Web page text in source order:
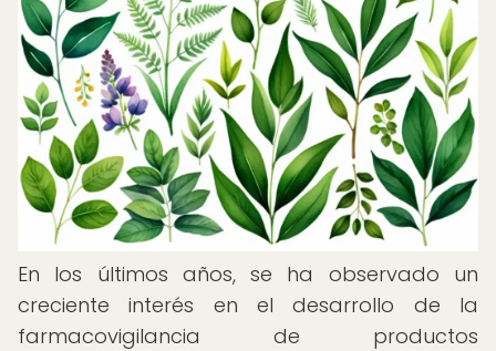
En los últimos años, se ha observado un
creciente interés en el desarrollo de la
farmacovigilancia de productos